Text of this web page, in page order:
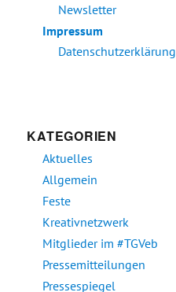
Newsletter
Impressum
Datenschutzerklärung
KATEGORIEN
Aktuelles
Allgemein
Feste
Kreativnetzwerk
Mitglieder im #TGVeb
Pressemitteilungen
Pressespiegel